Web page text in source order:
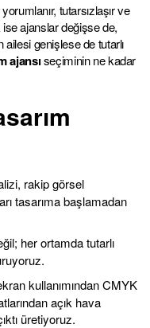
tutarsızlaşır ve
ise ajanslar değişse de,
genişlese de tutarlı
ajansıseçiminin ne kadar
rakip görsel
tasarıma başlamadan
her ortamda tutarlı
kullanımından CMYK
açık hava
üretiyoruz.